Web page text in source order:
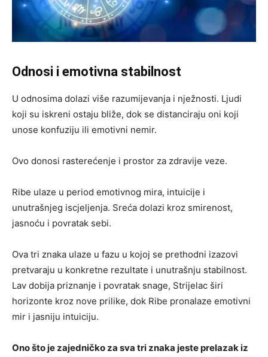
Odnosi i emotivna stabilnost
U odnosima dolazi više razumijevanja i nježnosti. Ljudi
koji su iskreni ostaju bliže, dok se distanciraju oni koji
unose konfuziju ili emotivni nemir.
Ovo donosi rasterećenje i prostor za zdravije veze.
Ribe ulaze u period emotivnog mira, intuicije i
unutrašnjeg iscjeljenja. Sreća dolazi kroz smirenost,
jasnoću i povratak sebi.
Ova tri znaka ulaze u fazu u kojoj se prethodni izazovi
pretvaraju u konkretne rezultate i unutrašnju stabilnost.
Lav dobija priznanje i povratak snage, Strijelac širi
horizonte kroz nove prilike, dok Ribe pronalaze emotivni
mir i jasniju intuiciju.
Ono što je zajedničko za sva tri znaka jeste prelazak iz